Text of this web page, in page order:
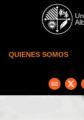
Skip to main content
QUIENES SOMOS